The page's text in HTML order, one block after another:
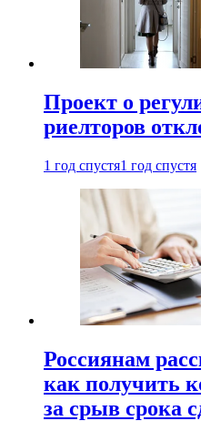
Проект о
риелторов
1 год спустя1 год спустя
Россиянам
как получить
за срыв срока